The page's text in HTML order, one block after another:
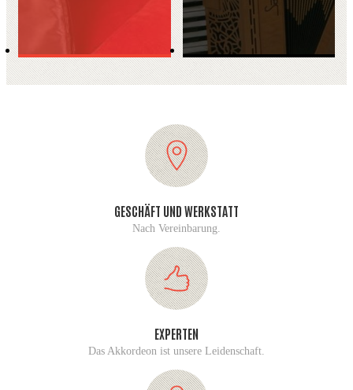
GESCHÄFT UND WERKSTATT
Nach Vereinbarung.
EXPERTEN
Das Akkordeon ist unsere Leidenschaft.